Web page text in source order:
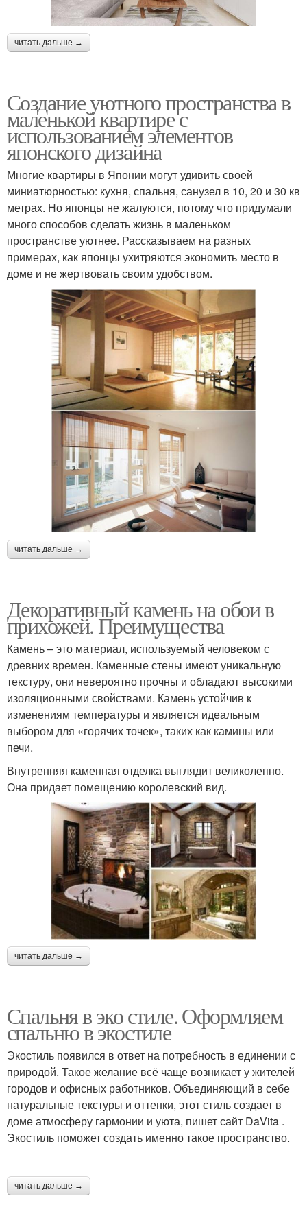
читать дальше →
Создание уютного пространства в
маленькой квартире с
использованием элементов
японского дизайна
Многие квартиры в Японии могут удивить своей
миниатюрностью: кухня, спальня, санузел в 10, 20 и 30 кв
метрах. Но японцы не жалуются, потому что придумали
много способов сделать жизнь в маленьком
пространстве уютнее. Рассказываем на разных
примерах, как японцы ухитряются экономить место в
доме и не жертвовать своим удобством.
читать дальше →
Декоративный камень на обои в
прихожей. Преимущества
Камень – это материал, используемый человеком с
древних времен. Каменные стены имеют уникальную
текстуру, они невероятно прочны и обладают высокими
изоляционными свойствами. Камень устойчив к
изменениям температуры и является идеальным
выбором для «горячих точек», таких как камины или
печи.
Внутренняя каменная отделка выглядит великолепно.
Она придает помещению королевский вид.
читать дальше →
Спальня в эко стиле. Оформляем
спальню в экостиле
Экостиль появился в ответ на потребность в единении с
природой. Такое желание всё чаще возникает у жителей
городов и офисных работников. Объединяющий в себе
натуральные текстуры и оттенки, этот стиль создает в
доме атмосферу гармонии и уюта, пишет сайт DaVita .
Экостиль поможет создать именно такое пространство.
читать дальше →